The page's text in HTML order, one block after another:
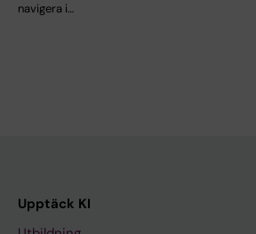
navigera i…
Upptäck KI